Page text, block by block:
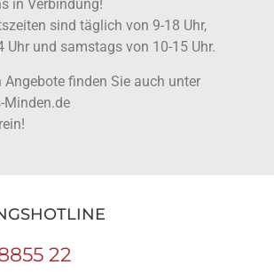
in Verbindung!
sind täglich von 9-18 Uhr,
Uhr und samstags von 10-15 Uhr.
Angebote finden Sie auch unter
Minden.de
22